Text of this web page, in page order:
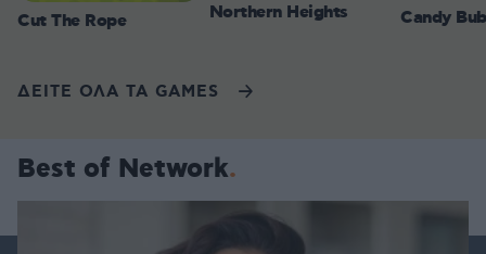
Cut The Rope Northern Heights Candy
ΔΕΙΤΕ ΟΛΑ ΤΑ GAMES
Best of Network